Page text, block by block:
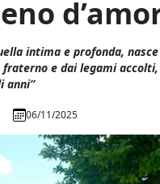
intima e profonda,
fraterno e dai legami
anni”
06/11/2025